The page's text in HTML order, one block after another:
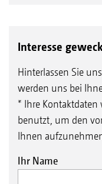
Interesse
Hinterlassen Sie
werden uns bei
* Ihre Kontaktdaten
benutzt, um den
Ihnen
Ihr Name